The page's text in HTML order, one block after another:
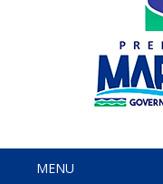
MENU